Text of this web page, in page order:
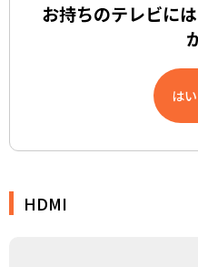
お持ちのテレビに
はい
HDMI